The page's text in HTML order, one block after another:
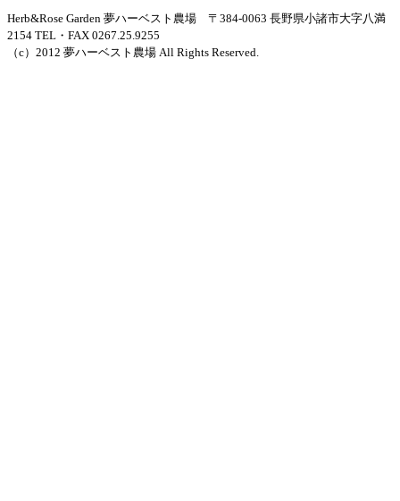
Herb&Rose Garden 夢ハーベスト農場 〒384-0063 長野県小諸市大字八満
2154 TEL・FAX 0267.25.9255
（c）2012 夢ハーベスト農場 All Rights Reserved.